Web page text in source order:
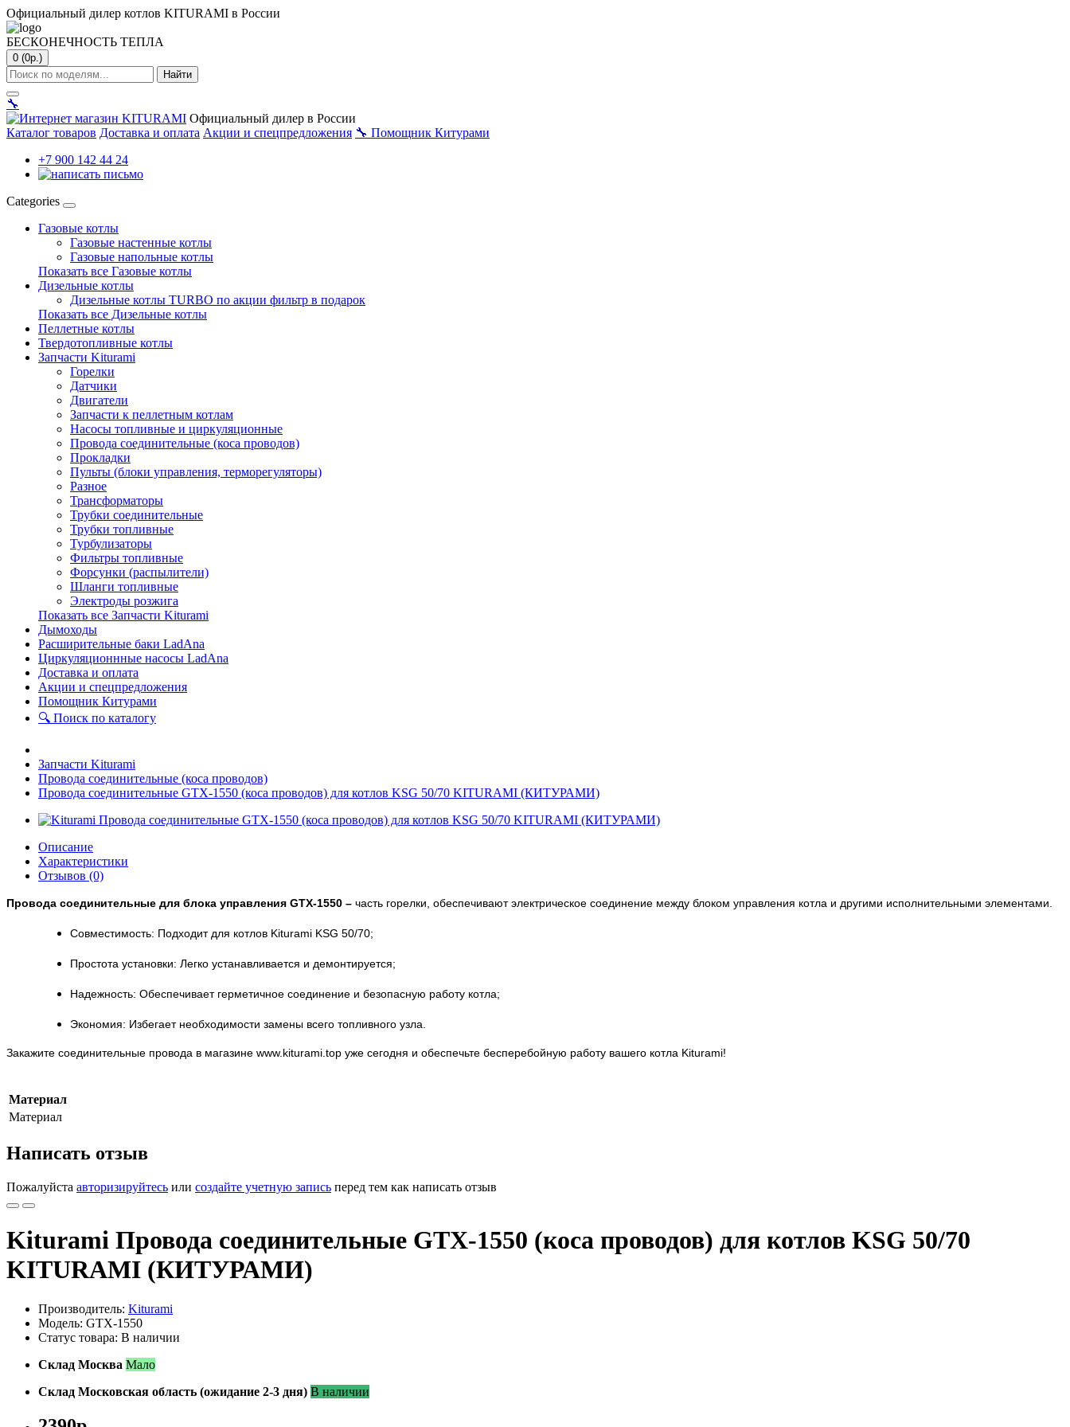
Официальный дилер котлов KITURAMI в России
БЕСКОНЕЧНОСТЬ ТЕПЛА
0 (0р.)
Найти
🔧
Официальный дилер в России
Каталог товаров Доставка и оплата Акции и спецпредложения 🔧 Помощник Китурами
+7 900 142 44 24
Categories
Газовые котлы
Газовые настенные котлы
Газовые напольные котлы
Показать все Газовые котлы
Дизельные котлы
Дизельные котлы TURBO по акции фильтр в подарок
Показать все Дизельные котлы
Пеллетные котлы
Твердотопливные котлы
Запчасти Kiturami
Горелки
Датчики
Двигатели
Запчасти к пеллетным котлам
Насосы топливные и циркуляционные
Провода соединительные (коса проводов)
Прокладки
Пульты (блоки управления, терморегуляторы)
Разное
Трансформаторы
Трубки соединительные
Трубки топливные
Турбулизаторы
Фильтры топливные
Форсунки (распылители)
Шланги топливные
Электроды розжига
Показать все Запчасти Kiturami
Дымоходы
Расширительные баки LadAna
Циркуляционнные насосы LadAna
Доставка и оплата
Акции и спецпредложения
Помощник Китурами
🔍 Поиск по каталогу
Запчасти Kiturami
Провода соединительные (коса проводов)
Провода соединительные GTX-1550 (коса проводов) для котлов KSG 50/70 KITURAMI (КИТУРАМИ)
Описание
Характеристики
Отзывов (0)
Провода соединительные для блока управления GTX-1550 – часть горелки, обеспечивают электрическое соединение между блоком управления котла и другими исполнительными элементами.
Совместимость: Подходит для котлов Kiturami KSG 50/70;
Простота установки: Легко устанавливается и демонтируется;
Надежность: Обеспечивает герметичное соединение и безопасную работу котла;
Экономия: Избегает необходимости замены всего топливного узла.
Закажите соединительные провода в магазине www.kiturami.top уже сегодня и обеспечьте бесперебойную работу вашего котла Kiturami!
Материал
Материал
Написать отзыв
Пожалуйста авторизируйтесь или создайте учетную запись перед тем как написать отзыв
Kiturami Провода соединительные GTX-1550 (коса проводов) для котлов KSG 50/70
KITURAMI (КИТУРАМИ)
Производитель: Kiturami
Модель: GTX-1550
Статус товара: В наличии
Склад Москва Мало
Склад Московская область (ожидание 2-3 дня) В наличии